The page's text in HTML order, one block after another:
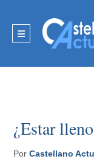
¿Estar
PorCastellano